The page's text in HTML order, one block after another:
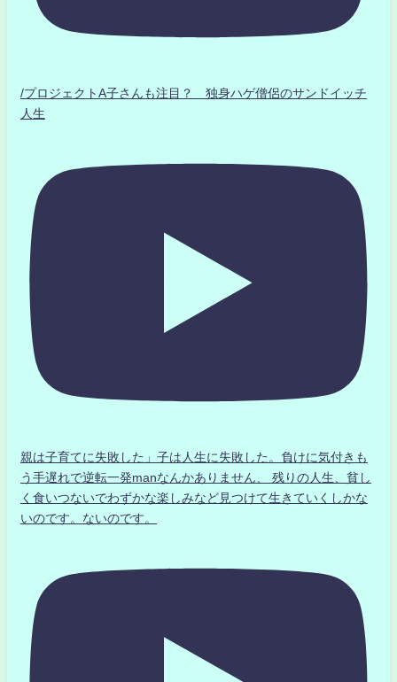
/プロジェクトA子さんも注目？ 独身ハゲ僧侶のサンドイッチ
人生
親は子育てに失敗した」子は人生に失敗した。負けに気付きも
う手遅れで逆転一発manなんかありません、 残りの人生、貧し
く食いつないでわずかな楽しみなど見つけて生きていくしかな
いのです。ないのです。